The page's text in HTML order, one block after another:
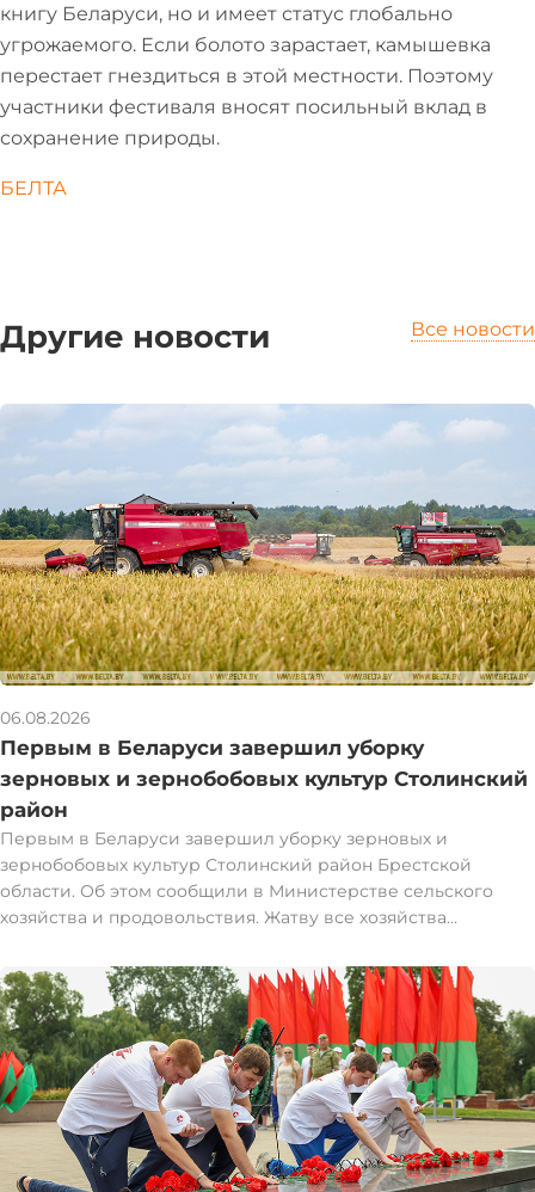
книгу Беларуси, но и имеет статус глобально
угрожаемого. Если болото зарастает, камышевка
перестает гнездиться в этой местности. Поэтому
участники фестиваля вносят посильный вклад в
сохранение природы.
БЕЛТА
Другие новости Все новости
06.08.2026
Первым в Беларуси завершил уборку
зерновых и зернобобовых культур Столинский
район
Первым в Беларуси завершил уборку зерновых и
зернобобовых культур Столинский район Брестской
области. Об этом сообщили в Министерстве сельского
хозяйства и продовольствия. Жатву все хозяйства
"Валовой сбор зерна в общий каравай составил 120 тыс. т
при урожайности 53,7 ц/га. К 2025 году прибавили 9,4 тыс. т
и 1,4 ц/га", - рассказали в Минсельхозпроде. Следом за
Столинским районом жатву завершили в Жабинковском
районе. Пользуясь благоприятной погодой, последние
колосья аграрии убрали 5 августа к 23.30. Вес каравая - 44,1
тыс. т. Среднюю урожайность в районе в этом году
получили 36,7 ц/га. В целом в Брестской области
намолотили 1,2 млн т зерна без учета рапса. В среднем с